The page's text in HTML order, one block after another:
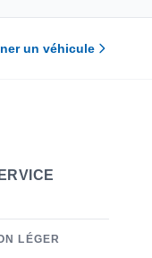
un véhicule
LÉGER